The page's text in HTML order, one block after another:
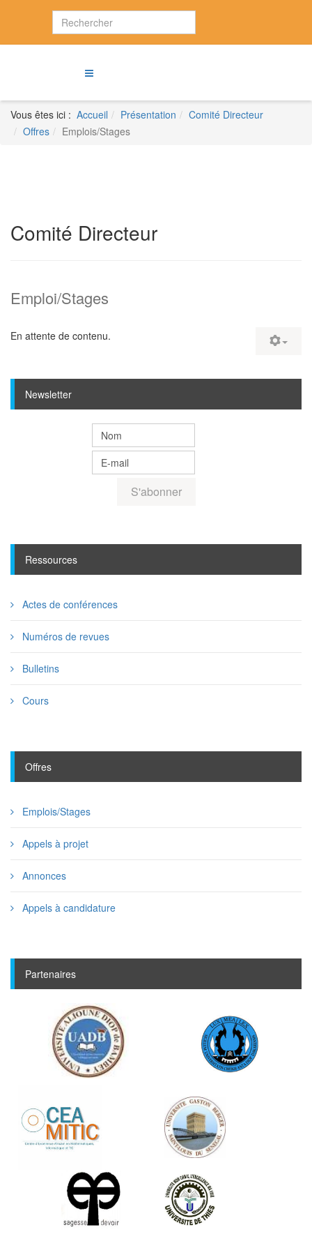
Vous êtes ici : Accueil Présentation
Comité Directeur
Offres
Emplois/Stages
Comité Directeur
Emploi/Stages
En attente de contenu.
Newsletter
Ressources
Actes de conférences
Numéros de revues
Bulletins
Cours
Offres
Emplois/Stages
Appels à projet
Annonces
Appels à candidature
Partenaires